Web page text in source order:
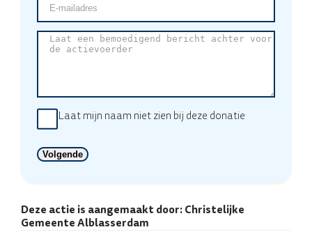
Deze actie is aangemaakt door:Christelijke
Gemeente Alblasserdam
mailadres (Vereist)
Laat
een
voor
actievoerder
Laat mijn naam niet zien bij deze donatie